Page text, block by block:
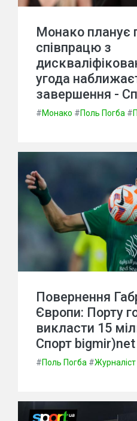
Монако планує
співпрацю з
угода
завершення -
#Монако #Поль Погба #
Повернення
Європи: Порту
викласти 15
Спорт bigmir)net
#Поль Погба #Журналіст